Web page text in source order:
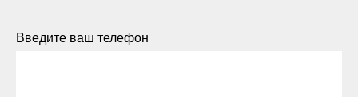
Введите ваш телефон